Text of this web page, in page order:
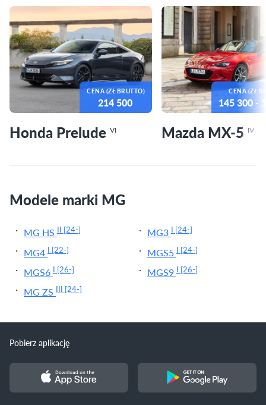
CENA (ZŁ BRUTTO)
214 500
Honda Prelude VI
CENA (ZŁ
145 300 -
Mazda MX-5 IV
Modele marki MG
MG HS II [24-] MG3 I [24-]
MG4 I [22-] MGS5 I [24-]
MGS6 I [26-] MGS9 I [26-]
MG ZS III [24-]
Pobierz aplikację